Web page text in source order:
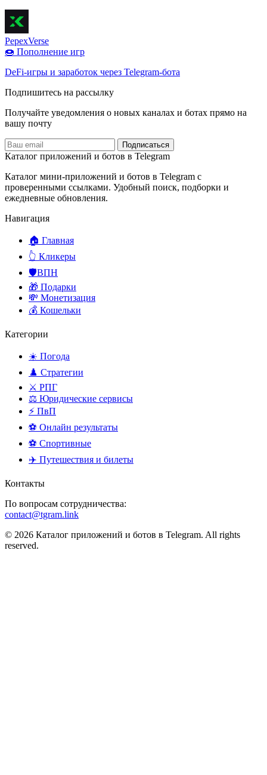
PepexVerse
🍩 Пополнение игр
DeFi-игры и заработок через Telegram-бота
Подпишитесь на рассылку
Получайте уведомления о новых каналах и ботаx прямо на
вашу почту
Подписаться
Каталог приложений и ботов в Telegram
Каталог мини-приложений и ботов в Telegram с
проверенными ссылками. Удобный поиск, подборки и
ежедневные обновления.
Навигация
🏠 Главная
👆 Кликеры
🛡️ВПН
🎁 Подарки
💸 Монетизация
💰 Кошельки
Категории
☀️ Погода
♟️ Стратегии
⚔️ РПГ
⚖️ Юридические сервисы
⚡ ПвП
⚽ Онлайн результаты
⚽ Спортивные
✈️ Путешествия и билеты
Контакты
По вопросам сотрудничества:
contact@tgram.link
© 2026 Каталог приложений и ботов в Telegram. All rights
reserved.